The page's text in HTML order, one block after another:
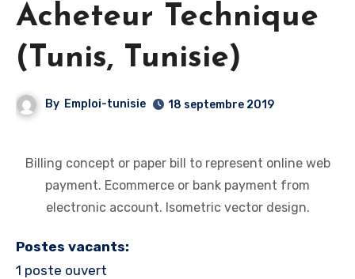
Acheteur Technique
(Tunis, Tunisie)
By Emploi-tunisie 18 septembre 2019
Billing concept or paper bill to represent online web
payment. Ecommerce or bank payment from
electronic account. Isometric vector design.
Postes vacants:
1 poste ouvert